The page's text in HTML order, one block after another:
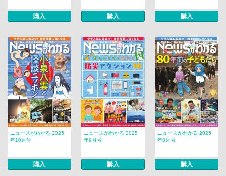
購入 購入 購入
ニュースがわかる 2025
年10月号
購入
ニュースがわかる 2025
年9月号
購入
ニュースがわかる 2025
年8月号
購入